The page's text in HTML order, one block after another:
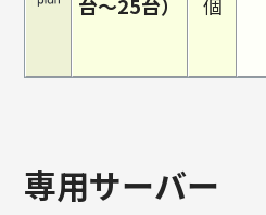
台～25台）
個
専用サーバー